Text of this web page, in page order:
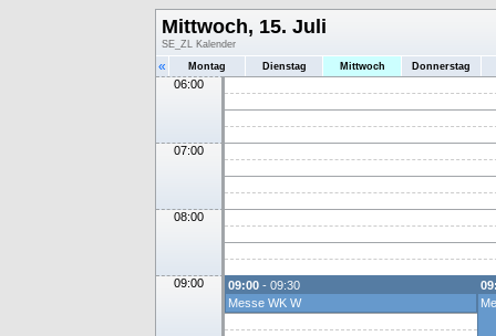
Mittwoch, 15. Juli
SE_ZL Kalender
« Montag Dienstag Mittwoch Donnerstag
06:00
07:00
08:00
09:00 09:00 - 09:30
Messe WK W